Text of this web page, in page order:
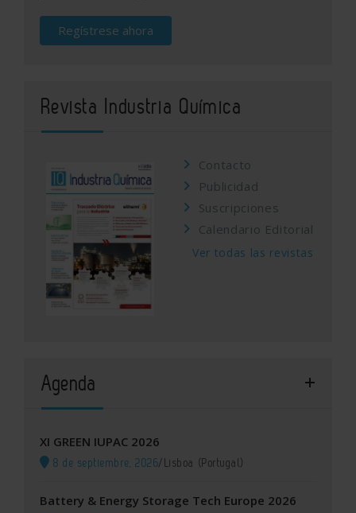
Regístrese ahora
Revista Industria Química
Contacto
Publicidad
Suscripciones
Calendario Editorial
Ver todas las revistas
Agenda
XI GREEN IUPAC 2026
8 de septiembre, 2026/Lisboa (Portugal)
Battery & Energy Storage Tech Europe 2026